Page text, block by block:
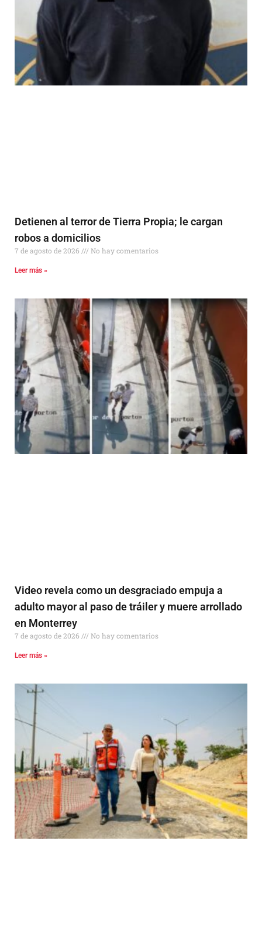
Detienen al terror de Tierra Propia; le cargan
robos a domicilios
7 de agosto de 2026 No hay comentarios
Leer más »
Video revela como un desgraciado empuja a
adulto mayor al paso de tráiler y muere arrollado
en Monterrey
7 de agosto de 2026 No hay comentarios
Leer más »